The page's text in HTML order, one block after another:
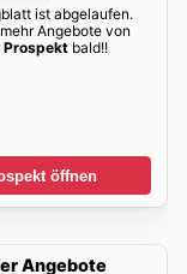
ist abgelaufen.
Angebote von
Prospektbald!!
öffnen
Angebote